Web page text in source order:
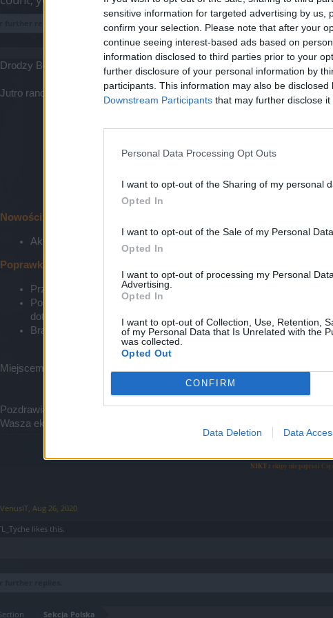
sensitive information for targeted advertising by us,
confirm your selection. Please note that after your
continue seeing interest-based ads based on
information disclosed to third parties prior to your
further disclosure of your personal information by
participants. This information may also be
Downstream Participants that may further disclose it
Personal Data Processing Opt Outs
I want to opt-out of the Sharing of my personal
Opted In
I want to opt-out of the Sale of my Personal Data.
Opted In
I want to opt-out of processing my Personal
Advertising.
Opted In
I want to opt-out of Collection, Use, Retention,
of my Personal Data that Is Unrelated with the
was collected.
Opted Out
CONFIRM
Data Deletion Data
Drodzy Bohaterowie!
Jutro rano wprowadzimy do gry kolejną Aktualizację zawierającą poprawki
(poza serwerami Tegan i
bazy danych
Nowości:
Aktualizacja 241 zawiera zaktualizowane przedmioty oferty Dnia
Poprawki błędów:
Przedmioty zwiększające ilość Punktów doświadczenia w ramach
Postacie Parowych Mechanikusów nie były w stanie otrzymać
dotykał problem otrzymają skórkę za pośrednictwem
Brakowało niektórych tekstów lub miały nieprawidłowe
Miejscem do dyskusji na temat Aktualizacji oraz do zgłaszania
Pozdrawiamy,
Wasza ekipa DSO
NIKT z ekipy nie poprosi Cię
VenusIT Aug 26, 2020
likes this.
Sekcja Polska